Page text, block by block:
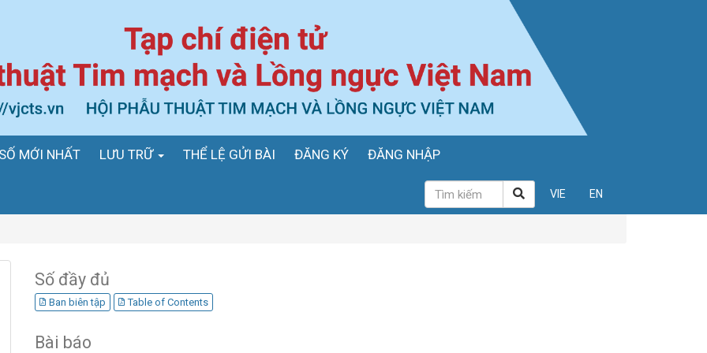
SỐ MỚI NHẤT LƯU TRỮ THỂ LỆ GỬI BÀI ĐĂNG KÝ ĐĂNG NHẬP
VIE EN
Số đầy đủ
Ban biên tập Table of Contents
Bài báo